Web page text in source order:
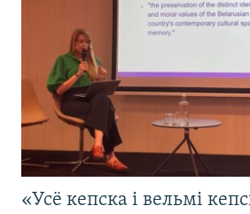
«Усё кепска і вельмі